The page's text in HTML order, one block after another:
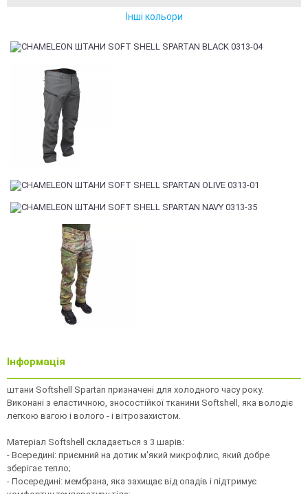
Інші кольори
Інформація
штани Softshell Spartan призначені для холодного часу року.
Виконані з еластичною, зносостійкої тканини Softshell, яка володіє
легкою вагою і волого - і вітрозахистом.
Матеріал Softshell складається з 3 шарів:
- Всередині: приємний на дотик м'який микрофлис, який добре
зберігає тепло;
- Посередині: мембрана, яка захищає від опадів і підтримує